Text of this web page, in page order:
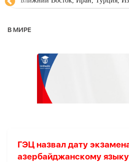
В МИРЕ
ГЭЦ назвал дату
азербайджанскому языку